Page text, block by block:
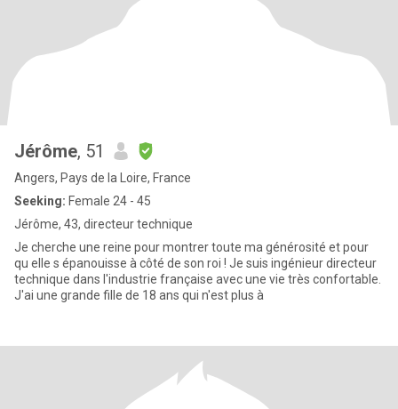
Jérôme, 51
Angers, Pays de la Loire, France
Seeking: Female 24 - 45
Jérôme, 43, directeur technique
Je cherche une reine pour montrer toute ma générosité et pour
qu elle s épanouisse à côté de son roi ! Je suis ingénieur directeur
technique dans l'industrie française avec une vie très confortable.
J'ai une grande fille de 18 ans qui n'est plus à